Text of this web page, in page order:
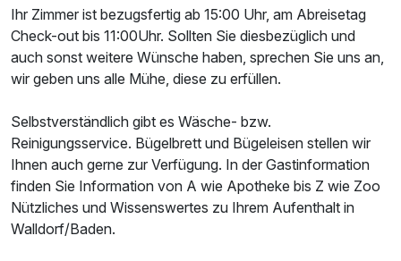
Für 8 Tage p.P. ab769,00 €
Ihr Zimmer ist bezugsfertig ab 15:00 Uhr, am Abreisetag
Check-out bis 11:00Uhr. Sollten Sie diesbezüglich und
auch sonst weitere Wünsche haben, sprechen Sie uns an,
wir geben uns alle Mühe, diese zu erfüllen.
Selbstverständlich gibt es Wäsche- bzw.
Reinigungsservice. Bügelbrett und Bügeleisen stellen wir
Ihnen auch gerne zur Verfügung. In der Gastinformation
finden Sie Information von A wie Apotheke bis Z wie Zoo
Nützliches und Wissenswertes zu Ihrem Aufenthalt in
Walldorf/Baden.